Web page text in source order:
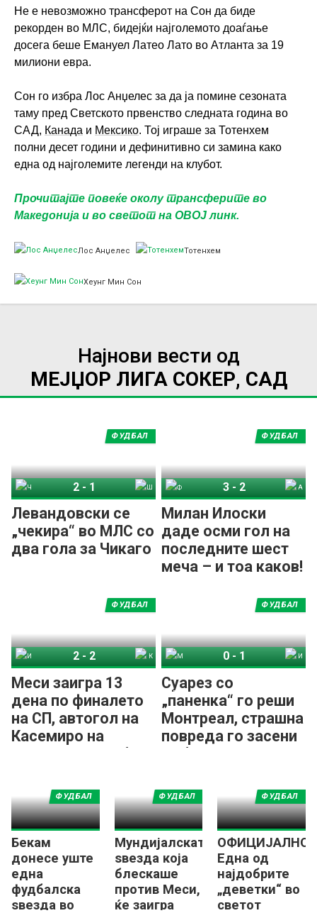
Не е невозможно трансферот на Сон да биде
рекорден во МЛС, бидејќи најголемото доаѓање
досега беше Емануел Латео Лато во Атланта за 19
милиони евра.
Сон го избра Лос Анџелес за да ја помине сезоната
таму пред Светското првенство следната година во
САД, Канада и Мексико. Тој играше за Тотенхем
полни десет години и дефинитивно си замина како
една од најголемите легенди на клубот.
Прочитајте повеќе околу трансферите во
Македонија и во светот на ОВОЈ линк.
Лос Анџелес Тотенхем
Хеунг Мин Сон
Најнови вести од
МЕЈЏОР ЛИГА СОКЕР, САД
Левандовски се
„чекира“ во МЛС со
два гола за Чикаго
ФУДБАЛ
2- 1
Милан Илоски
даде осми гол на
последните шест
меча – и тоа каков!
ФУДБАЛ
3 - 2
Меси заигра 13
дена по финалето
на СП, автогол на
Касемиро на
домашното деби
ФУДБАЛ
2-2
Суарез со
„паненка“ го реши
Монтреал, страшна
повреда го засени
дебито на
ФУДБАЛ
0-1
Бекам
донесе уште
една
фудбалска
ѕвезда во
ФУДБАЛ
Мундијалската
ѕвезда која
блескаше
против Меси,
ќе заигра
ФУДБАЛ
ОФИЦИЈАЛНО:
Една од
најдобрите
„деветки“ во
светот
ФУДБАЛ